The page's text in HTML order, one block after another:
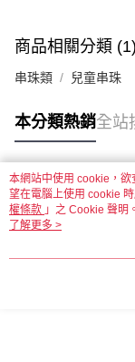
每筆NT$60，滿
付款後全家取貨
每筆NT$60，滿
付款後7-11取貨
每筆NT$60，滿
每筆NT$130，滿
商品相關分類 (1)
串珠類 兒童串珠
本分類熱銷全站
熱門標籤
本網站中使用 cookie，
望在電腦上使用 cookie
權條款 」之 Cookie 聲明
用條款之 Cookie 聲明使
了解更多 >